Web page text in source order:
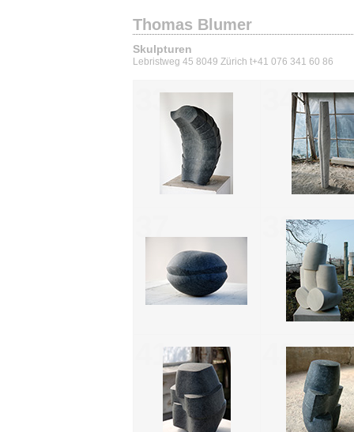
Thomas Blumer
Skulpturen
Lebristweg 45 8049 Zürich t+41 076 341 60 86
33 34
38
41 42